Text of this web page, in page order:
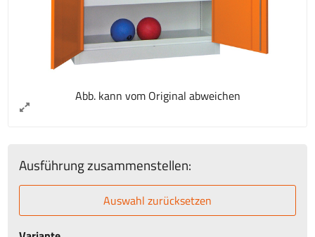
Abb. kann vom Original abweichen
Ausführung zusammenstellen:
Auswahl zurücksetzen